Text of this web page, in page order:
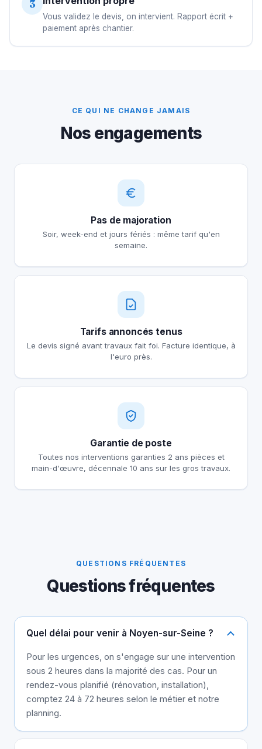
3
Vous validez le devis, on intervient. Rapport écrit +
paiement après chantier.
CE QUI NE CHANGE JAMAIS
Nos engagements
Pas de majoration
Soir, week-end et jours fériés : même tarif qu'en
semaine.
Tarifs annoncés tenus
Le devis signé avant travaux fait foi. Facture identique, à
l'euro près.
Garantie de poste
Toutes nos interventions garanties 2 ans pièces et
main-d'œuvre, décennale 10 ans sur les gros travaux.
QUESTIONS FRÉQUENTES
Questions fréquentes
Quel délai pour venir à Noyen-sur-Seine ?
Pour les urgences, on s'engage sur une intervention
sous 2 heures dans la majorité des cas. Pour un
rendez-vous planifié (rénovation, installation),
comptez 24 à 72 heures selon le métier et notre
planning.